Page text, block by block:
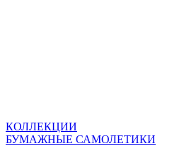
КОЛЛЕКЦИИ
БУМАЖНЫЕ САМОЛЕТИКИ